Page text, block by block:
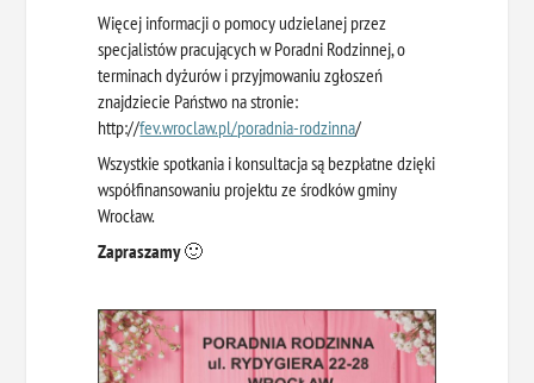
Więcej informacji o pomocy udzielanej przez
specjalistów pracujących w Poradni Rodzinnej, o
terminach dyżurów i przyjmowaniu zgłoszeń
znajdziecie Państwo na stronie:
http://fev.wroclaw.pl/poradnia-rodzinna/
Wszystkie spotkania i konsultacja są bezpłatne dzięki
współfinansowaniu projektu ze środków gminy
Wrocław.
Zapraszamy🙂